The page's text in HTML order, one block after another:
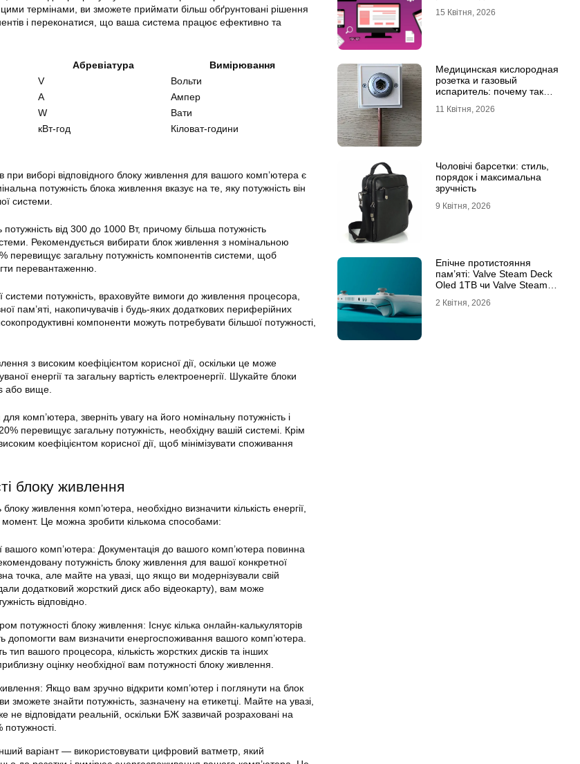
термінами, ви зможете приймати більш обґрунтовані рішення
і переконатися, що ваша система працює ефективно та
Абревіатура
Вимірювання
V
Вольти
A
Ампер
W
Вати
кВт-год Кіловат-години
виборі відповідного блоку живлення для вашого комп’ютера є
потужність блока живлення вказує на те, яку потужність він
системи.
від 300 до 1000 Вт, причому більша потужність
Рекомендується вибирати блок живлення з номінальною
перевищує загальну потужність компонентів системи, щоб
перевантаженню.
потужність, враховуйте вимоги до живлення процесора,
пам’яті, накопичувачів і будь-яких додаткових периферійних
компоненти можуть потребувати більшої потужності,
з високим коефіцієнтом корисної дії, оскільки це може
енергії та загальну вартість електроенергії. Шукайте блоки
або вище.
комп’ютера, зверніть увагу на його номінальну потужність і
перевищує загальну потужність, необхідну вашій системі. Крім
коефіцієнтом корисної дії, щоб мінімізувати споживання
блоку живлення
живлення комп’ютера, необхідно визначити кількість енергії,
Це можна зробити кількома способами:
вашого комп’ютера: Документація до вашого комп’ютера повинна
потужність блоку живлення для вашої конкретної
точка, але майте на увазі, що якщо ви модернізували свій
додатковий жорсткий диск або відеокарту), вам може
відповідно.
потужності блоку живлення: Існує кілька онлайн-калькуляторів
допомогти вам визначити енергоспоживання вашого комп’ютера.
тип вашого процесора, кількість жорстких дисків та інших
оцінку необхідної вам потужності блоку живлення.
Якщо вам зручно відкрити комп’ютер і поглянути на блок
знайти потужність, зазначену на етикетці. Майте на увазі,
не відповідати реальній, оскільки БЖ зазвичай розраховані на
варіант — використовувати цифровий ватметр, який
15 Квітня, 2026
Медицинская кислородная
розетка и газовый
испаритель: почему так
качественное
11 Квітня, 2026
Чоловічі барсетки: стиль,
порядок і максимальна
зручність
9 Квітня, 2026
Епічне протистояння
пам’яті: Valve Steam Deck
Oled 1TB чи Valve Steam
2 Квітня, 2026